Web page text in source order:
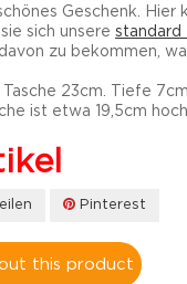
Geschenk. Hier
sie sich unsere standard
zu bekommen,
23cm. Tiefe
ist etwa 19,5cm hoch.
Pinterest
this product